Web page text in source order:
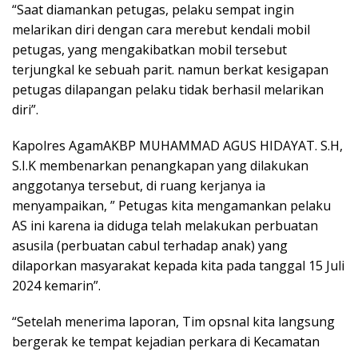
“Saat diamankan petugas, pelaku sempat ingin
melarikan diri dengan cara merebut kendali mobil
petugas, yang mengakibatkan mobil tersebut
terjungkal ke sebuah parit. namun berkat kesigapan
petugas dilapangan pelaku tidak berhasil melarikan
diri”.
Kapolres AgamAKBP MUHAMMAD AGUS HIDAYAT. S.H,
S.I.K membenarkan penangkapan yang dilakukan
anggotanya tersebut, di ruang kerjanya ia
menyampaikan, ” Petugas kita mengamankan pelaku
AS ini karena ia diduga telah melakukan perbuatan
asusila (perbuatan cabul terhadap anak) yang
dilaporkan masyarakat kepada kita pada tanggal 15 Juli
2024 kemarin”.
“Setelah menerima laporan, Tim opsnal kita langsung
bergerak ke tempat kejadian perkara di Kecamatan